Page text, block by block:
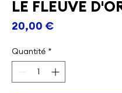
LE FLEUVE
20,00 €Prix
Quantité *